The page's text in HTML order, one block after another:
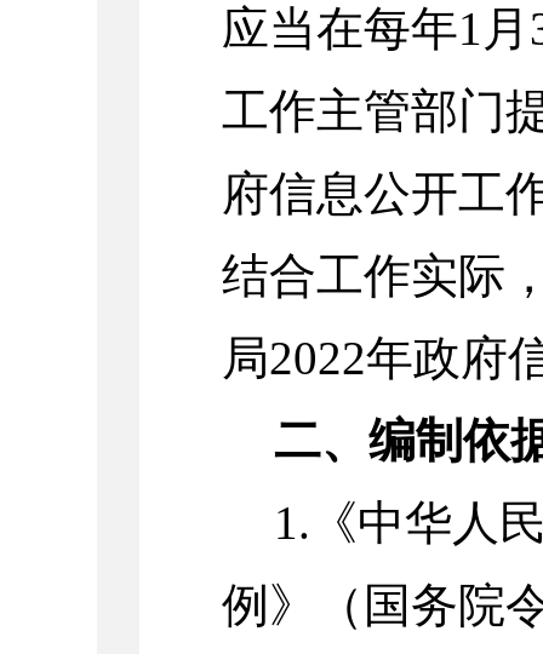
应当在每年1
工作主管部门
府信息公开工
结合工作实际
局2022年政府
二、编制依
1.《中华人
例》（国务院